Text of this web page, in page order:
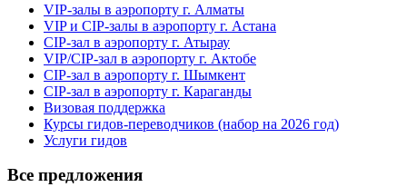
VIP-залы в аэропорту г. Алматы
VIP и CIP-залы в аэропорту г. Астана
CIP-зал в аэропорту г. Атырау
VIP/CIP-зал в аэропорту г. Актобе
CIP-зал в аэропорту г. Шымкент
CIP-зал в аэропорту г. Караганды
Визовая поддержка
Курсы гидов-переводчиков (набор на 2026 год)
Услуги гидов
Все предложения